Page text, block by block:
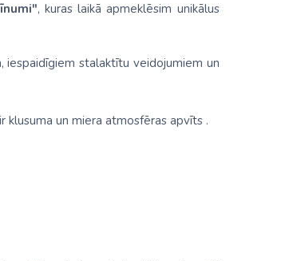
, kuras laikā apmeklēsim unikālus
iespaidīgiem stalaktītu veidojumiem un
klusuma un miera atmosfēras apvīts .